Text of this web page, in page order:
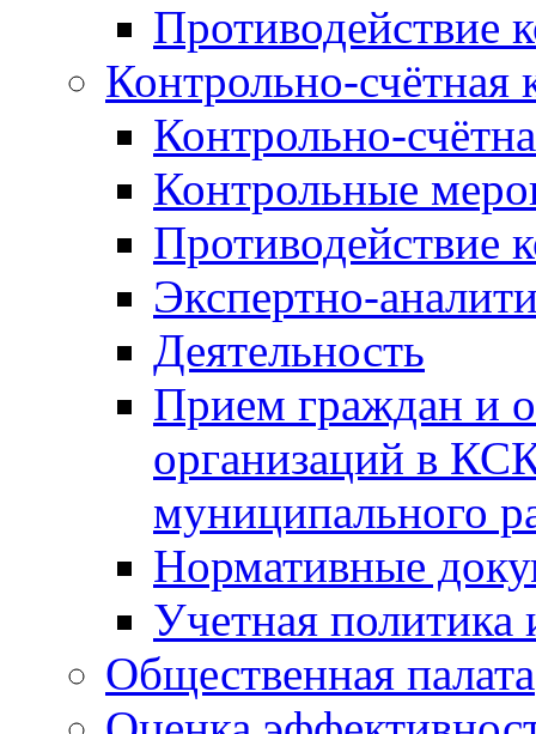
Противодействие
Контрольно-счётная
Контрольно-
Контрольные
Противодействие
Экспертно-
Деятельность
Прием граждан и
организаций в
муниципального
Нормативные
Учетная политика
Общественная палата